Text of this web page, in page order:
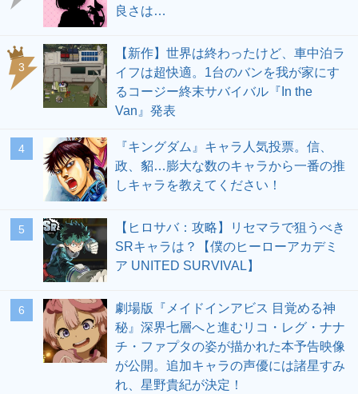
良さは…
3
【新作】世界は終わったけど、車中泊ラ
イフは超快適。1台のバンを我が家にす
るコージー終末サバイバル『In the
Van』発表
4
『キングダム』キャラ人気投票。信、
政、貂…膨大な数のキャラから一番の推
しキャラを教えてください！
5
【ヒロサバ：攻略】リセマラで狙うべき
SRキャラは？【僕のヒーローアカデミ
ア UNITED SURVIVAL】
6
劇場版『メイドインアビス 目覚める神
秘』深界七層へと進むリコ・レグ・ナナ
チ・ファプタの姿が描かれた本予告映像
が公開。追加キャラの声優には諸星すみ
れ、星野貴紀が決定！